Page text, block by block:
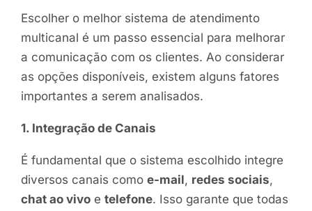
Escolher o melhor sistema de atendimento
multicanal é um passo essencial para melhorar
a comunicação com os clientes. Ao considerar
as opções disponíveis, existem alguns fatores
importantes a serem analisados.
1. Integração de Canais
É fundamental que o sistema escolhido integre
diversos canais como e-mail, redes sociais,
chat ao vivo e telefone. Isso garante que todas